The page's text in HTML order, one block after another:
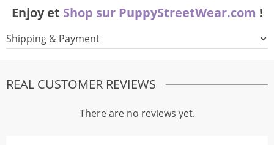
Enjoy et Shop sur PuppyStreetWear.com !
Shipping & Payment
REAL CUSTOMER REVIEWS
There are no reviews yet.